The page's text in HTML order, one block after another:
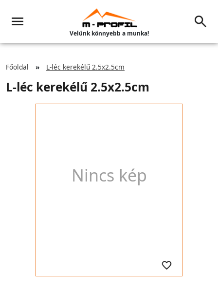
Velünk könnyebb a munka!
Főoldal L-léc kerekélű 2.5x2.5cm
L-léc kerekélű 2.5x2.5cm
Nincs kép